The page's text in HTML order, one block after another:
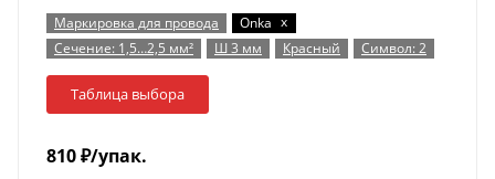
Маркировка для провода Onka x
Сечение: 1,5…2,5 мм²
Ш 3 мм Красный Символ: 2
Таблица выбора
810₽/упак.